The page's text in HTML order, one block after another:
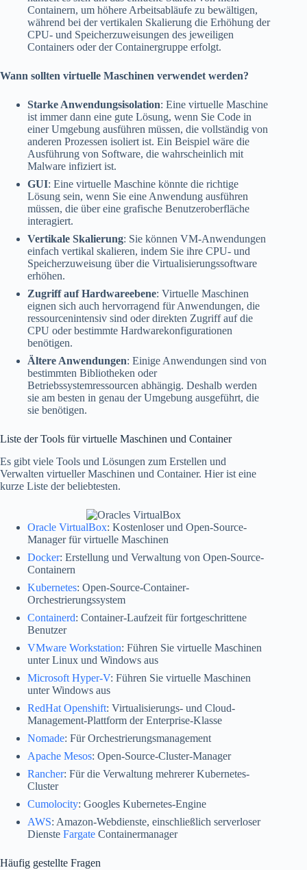
Containern, um höhere Arbeitsabläufe zu bewältigen,
während bei der vertikalen Skalierung die Erhöhung der
CPU- und Speicherzuweisungen des jeweiligen
Containers oder der Containergruppe erfolgt.
Wann sollten virtuelle Maschinen verwendet werden?
Starke Anwendungsisolation: Eine virtuelle Maschine
ist immer dann eine gute Lösung, wenn Sie Code in
einer Umgebung ausführen müssen, die vollständig von
anderen Prozessen isoliert ist. Ein Beispiel wäre die
Ausführung von Software, die wahrscheinlich mit
Malware infiziert ist.
GUI: Eine virtuelle Maschine könnte die richtige
Lösung sein, wenn Sie eine Anwendung ausführen
müssen, die über eine grafische Benutzeroberfläche
interagiert.
Vertikale Skalierung: Sie können VM-Anwendungen
einfach vertikal skalieren, indem Sie ihre CPU- und
Speicherzuweisung über die Virtualisierungssoftware
erhöhen.
Zugriff auf Hardwareebene: Virtuelle Maschinen
eignen sich auch hervorragend für Anwendungen, die
ressourcenintensiv sind oder direkten Zugriff auf die
CPU oder bestimmte Hardwarekonfigurationen
benötigen.
Ältere Anwendungen: Einige Anwendungen sind von
bestimmten Bibliotheken oder
Betriebssystemressourcen abhängig. Deshalb werden
sie am besten in genau der Umgebung ausgeführt, die
sie benötigen.
Liste der Tools für virtuelle Maschinen und Container
Es gibt viele Tools und Lösungen zum Erstellen und
Verwalten virtueller Maschinen und Container. Hier ist eine
kurze Liste der beliebtesten.
Oracle VirtualBox: Kostenloser und Open-Source-
Manager für virtuelle Maschinen
Docker: Erstellung und Verwaltung von Open-Source-
Containern
Kubernetes: Open-Source-Container-
Orchestrierungssystem
Containerd: Container-Laufzeit für fortgeschrittene
Benutzer
VMware Workstation: Führen Sie virtuelle Maschinen
unter Linux und Windows aus
Microsoft Hyper-V: Führen Sie virtuelle Maschinen
unter Windows aus
RedHat Openshift: Virtualisierungs- und Cloud-
Management-Plattform der Enterprise-Klasse
Nomade: Für Orchestrierungsmanagement
Apache Mesos: Open-Source-Cluster-Manager
Rancher: Für die Verwaltung mehrerer Kubernetes-
Cluster
Cumolocity: Googles Kubernetes-Engine
AWS: Amazon-Webdienste, einschließlich serverloser
Dienste Fargate Containermanager
Häufig gestellte Fragen